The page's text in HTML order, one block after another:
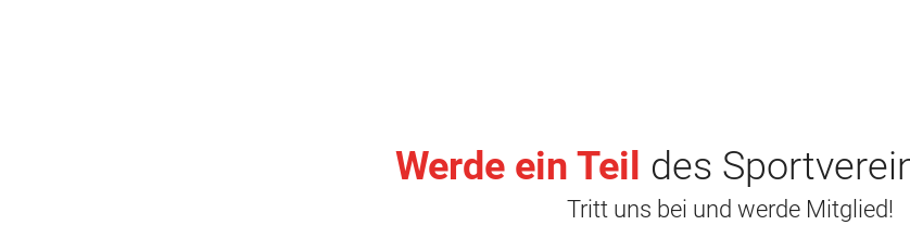
Werde ein Teil des
Tritt uns bei und werde Mitglied!